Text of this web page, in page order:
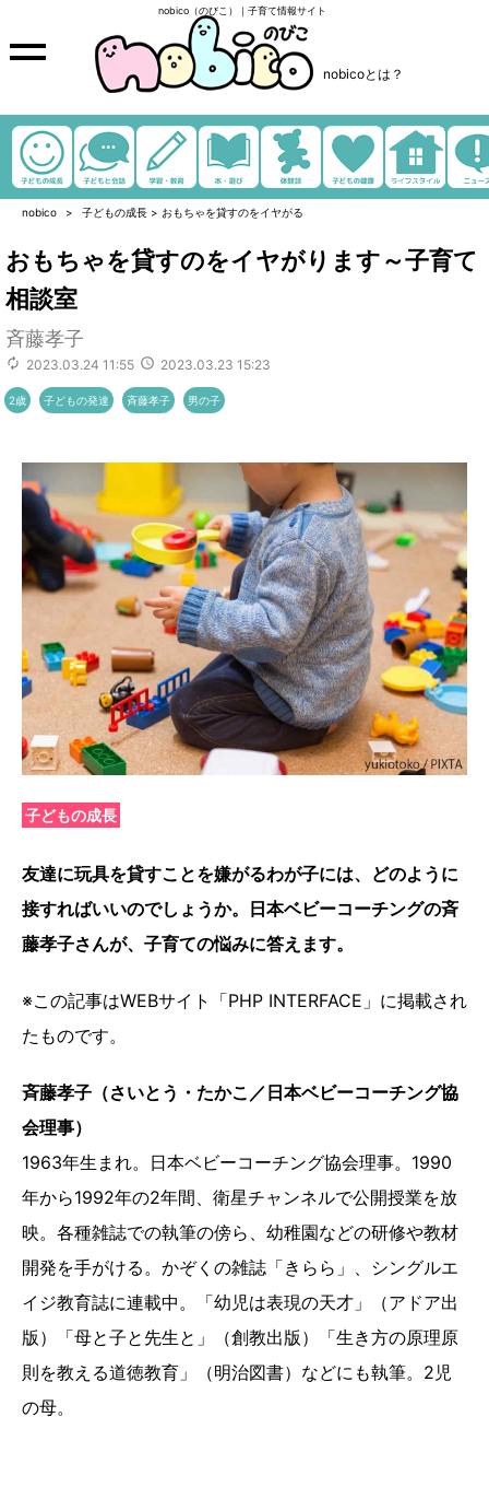
nobico（のびこ）｜子育て情報サイト
nobicoとは？
nobico 子どもの成長 > おもちゃを貸すのをイヤがる
おもちゃを貸すのをイヤがります～子育て
相談室
斉藤孝子
2023.03.24 11:55 2023.03.23 15:23
2歳 子どもの発達 斉藤孝子 男の子
子どもの成長
友達に玩具を貸すことを嫌がるわが子には、どのように
接すればいいのでしょうか。日本ベビーコーチングの斉
藤孝子さんが、子育ての悩みに答えます。
※この記事はWEBサイト「PHP INTERFACE」に掲載され
たものです。
斉藤孝子（さいとう・たかこ／日本ベビーコーチング協
会理事）
1963年生まれ。日本ベビーコーチング協会理事。1990
年から1992年の2年間、衛星チャンネルで公開授業を放
映。各種雑誌での執筆の傍ら、幼稚園などの研修や教材
開発を手がける。かぞくの雑誌「きらら」、シングルエ
イジ教育誌に連載中。「幼児は表現の天才」（アドア出
版）「母と子と先生と」（創教出版）「生き方の原理原
則を教える道徳教育」（明治図書）などにも執筆。2児
の母。